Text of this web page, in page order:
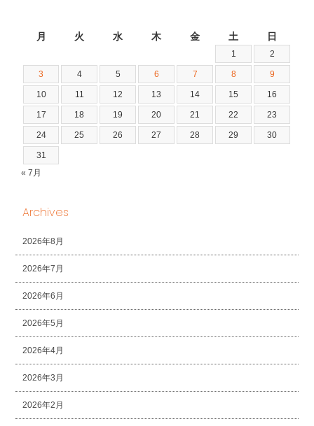
月 火 水 木 金 土 日
1 2
3 4 5 6 7 8 9
10 11 12 13 14 15 16
17 18 19 20 21 22 23
24 25 26 27 28 29 30
31
« 7月
Archives
2026年8月
2026年7月
2026年6月
2026年5月
2026年4月
2026年3月
2026年2月